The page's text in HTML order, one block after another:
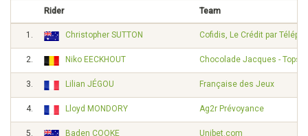
Rider Team
1. Christopher SUTTON Cofidis, Le Crédit par
2. Niko EECKHOUT Chocolade Jacques -
3. Lilian JÉGOU Française des Jeux
4. Lloyd MONDORY Ag2r Prévoyance
5. Baden COOKE Unibet.com